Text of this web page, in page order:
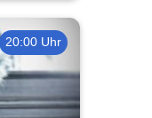
20:00 Uhr